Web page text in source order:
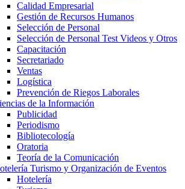
Calidad Empresarial
Gestión de Recursos Humanos
Selección de Personal
Selección de Personal Test Videos y Otros
Capacitación
Secretariado
Ventas
Logística
Prevención de Riegos Laborales
de la Información
Publicidad
Periodismo
Bibliotecología
Oratoria
Teoría de la Comunicación
Turismo y Organización de Eventos
Hotelería